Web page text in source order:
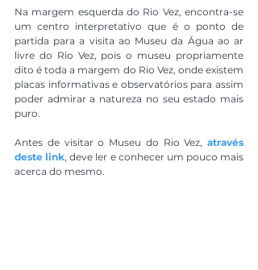
Na margem esquerda do Rio Vez, encontra-se
um centro interpretativo que é o ponto de
partida para a visita ao Museu da Água ao ar
livre do Rio Vez, pois o museu propriamente
dito é toda a margem do Rio Vez, onde existem
placas informativas e observatórios para assim
poder admirar a natureza no seu estado mais
puro.
Antes de visitar o Museu do Rio Vez, através
deste link, deve ler e conhecer um pouco mais
acerca do mesmo.